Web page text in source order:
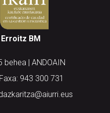
BM
behea | ANDOAIN
943 300 731